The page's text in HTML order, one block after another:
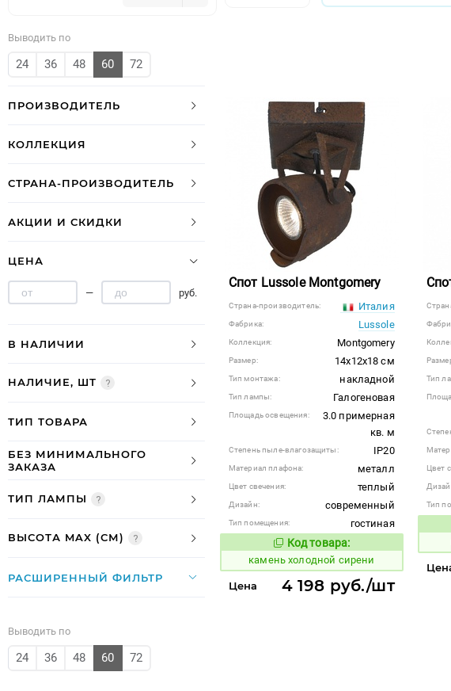
Выводить по
24 36 48 60 72
ПРОИЗВОДИТЕЛЬ
КОЛЛЕКЦИЯ
СТРАНА-ПРОИЗВОДИТЕЛЬ
АКЦИИ И СКИДКИ
ЦЕНА
— руб.
В НАЛИЧИИ
НАЛИЧИЕ, ШТ
ТИП ТОВАРА
БЕЗ МИНИМАЛЬНОГО
ЗАКАЗА
ТИП ЛАМПЫ
ВЫСОТА MAX (СМ)
РАСШИРЕННЫЙ ФИЛЬТР
Спот Lussole Montgomery
Страна-производитель: Италия
Фабрика: Lussole
Коллекция: Montgomery
Размер: 14x12x18 см
Тип монтажа: накладной
Тип лампы: Галогеновая
Площадь освещения:
3.0 примерная
кв. м
Степень пыле-влагозащиты: IP20
Материал плафона: металл
Цвет свечения: теплый
Дизайн: современный
Тип помещения:
гостиная
Код товара:
623589 Код товара:
камень холодной сирени
Цена 4 198 руб./шт
Тип
Цвет
Тип
Выводить по
24 36 48 60 72